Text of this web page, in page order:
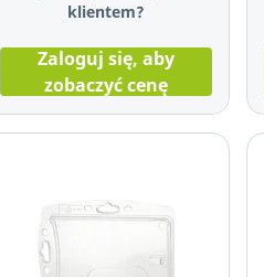
klientem?
Zaloguj się, aby
zobaczyć cenę